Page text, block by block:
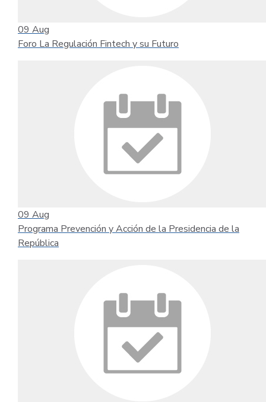
09 Aug
Foro La Regulación Fintech y su Futuro
09 Aug
Programa Prevención y Acción de la Presidencia de la
República